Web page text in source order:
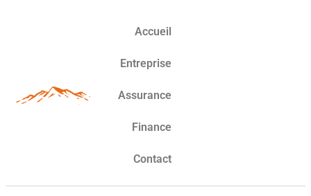
Accueil
Entreprise
Assurance
Finance
Contact